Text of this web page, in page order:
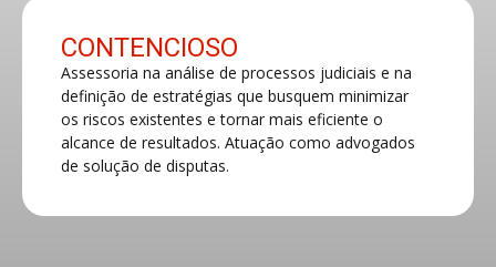
CONTENCIOSO
Assessoria na análise de processos judiciais e na
definição de estratégias que busquem minimizar
os riscos existentes e tornar mais eficiente o
alcance de resultados. Atuação como advogados
de solução de disputas.​